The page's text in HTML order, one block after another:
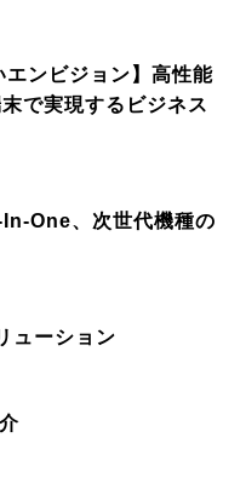
エンビジョン】高性能
で実現するビジネス
One、次世代機種の
ューション